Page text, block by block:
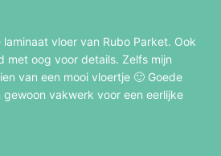
vloer van Rubo Parket. Ook
met oog voor details. Zelfs mijn
van een mooi vloertje 🙂 Goede
gewoon vakwerk voor een eerlijke